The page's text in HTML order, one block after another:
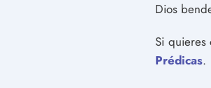
Dios
Si quieres
Prédicas.